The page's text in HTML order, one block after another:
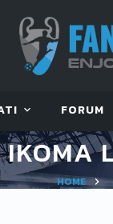
FORUM
IKOMA
HOME